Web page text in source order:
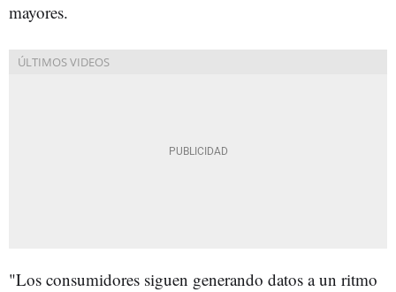
mayores.
"Los consumidores siguen generando datos a un ritmo